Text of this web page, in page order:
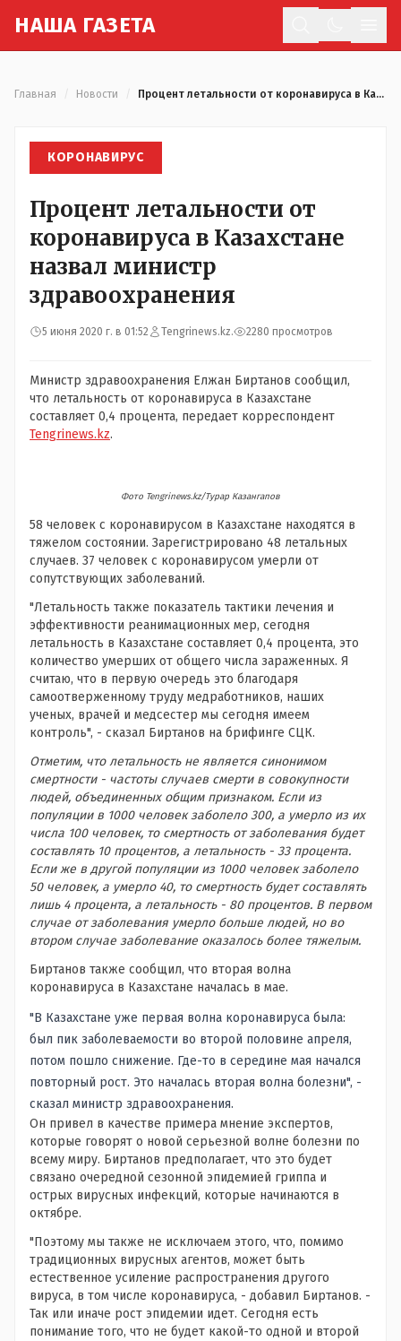
НАША ГАЗЕТА
Главная Новости Процент летальности от коронавируса в Казахстане назвал министр здравоохранения
КОРОНАВИРУС
Процент летальности от
коронавируса в Казахстане
назвал министр
здравоохранения
5 июня 2020 г. в 01:52 Tengrinews.kz. 2280 просмотров
Министр здравоохранения Елжан Биртанов сообщил,
что летальность от коронавируса в Казахстане
составляет 0,4 процента, передает корреспондент
Tengrinews.kz.
Фото Tengrinews.kz/Турар Казангапов
58 человек с коронавирусом в Казахстане находятся в
тяжелом состоянии. Зарегистрировано 48 летальных
случаев. 37 человек с коронавирусом умерли от
сопутствующих заболеваний.
"Летальность также показатель тактики лечения и
эффективности реанимационных мер, сегодня
летальность в Казахстане составляет 0,4 процента, это
количество умерших от общего числа зараженных. Я
считаю, что в первую очередь это благодаря
самоотверженному труду медработников, наших
ученых, врачей и медсестер мы сегодня имеем
контроль", - сказал Биртанов на брифинге СЦК.
Отметим, что летальность не является синонимом
смертности - частоты случаев смерти в совокупности
людей, объединенных общим признаком. Если из
популяции в 1000 человек заболело 300, а умерло из их
числа 100 человек, то смертность от заболевания будет
составлять 10 процентов, а летальность - 33 процента.
Если же в другой популяции из 1000 человек заболело
50 человек, а умерло 40, то смертность будет составлять
лишь 4 процента, а летальность - 80 процентов. В первом
случае от заболевания умерло больше людей, но во
втором случае заболевание оказалось более тяжелым.
Биртанов также сообщил, что вторая волна
коронавируса в Казахстане началась в мае.
"В Казахстане уже первая волна коронавируса была:
был пик заболеваемости во второй половине апреля,
потом пошло снижение. Где-то в середине мая начался
повторный рост. Это началась вторая волна болезни", -
сказал министр здравоохранения.
Он привел в качестве примера мнение экспертов,
которые говорят о новой серьезной волне болезни по
всему миру. Биртанов предполагает, что это будет
связано очередной сезонной эпидемией гриппа и
острых вирусных инфекций, которые начинаются в
октябре.
"Поэтому мы также не исключаем этого, что, помимо
традиционных вирусных агентов, может быть
естественное усиление распространения другого
вируса, в том числе коронавируса, - добавил Биртанов. -
Так или иначе рост эпидемии идет. Сегодня есть
понимание того, что не будет какой-то одной и второй